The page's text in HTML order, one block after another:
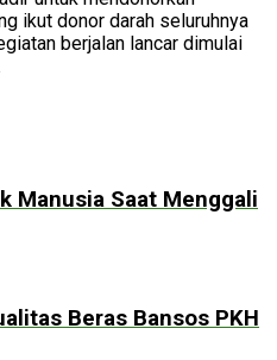
ikut donor darah seluruhnya
berjalan lancar dimulai
Manusia Saat Menggali
Beras Bansos PKH